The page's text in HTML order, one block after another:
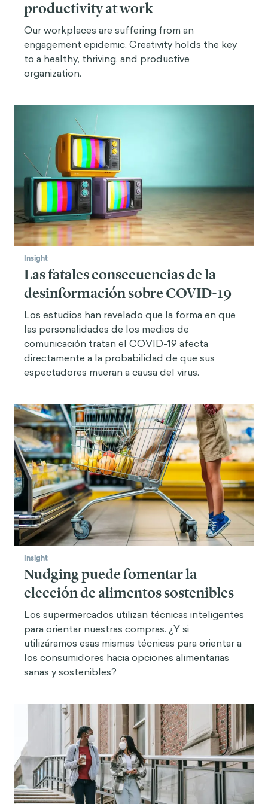
productivity at work
Our workplaces are suffering from an
engagement epidemic. Creativity holds the key
to a healthy, thriving, and productive
organization.
Insight
Las fatales consecuencias de la
desinformación sobre COVID-19
Los estudios han revelado que la forma en que
las personalidades de los medios de
comunicación tratan el COVID-19 afecta
directamente a la probabilidad de que sus
espectadores mueran a causa del virus.
Insight
Nudging puede fomentar la
elección de alimentos sostenibles
Los supermercados utilizan técnicas inteligentes
para orientar nuestras compras. ¿Y si
utilizáramos esas mismas técnicas para orientar a
los consumidores hacia opciones alimentarias
sanas y sostenibles?